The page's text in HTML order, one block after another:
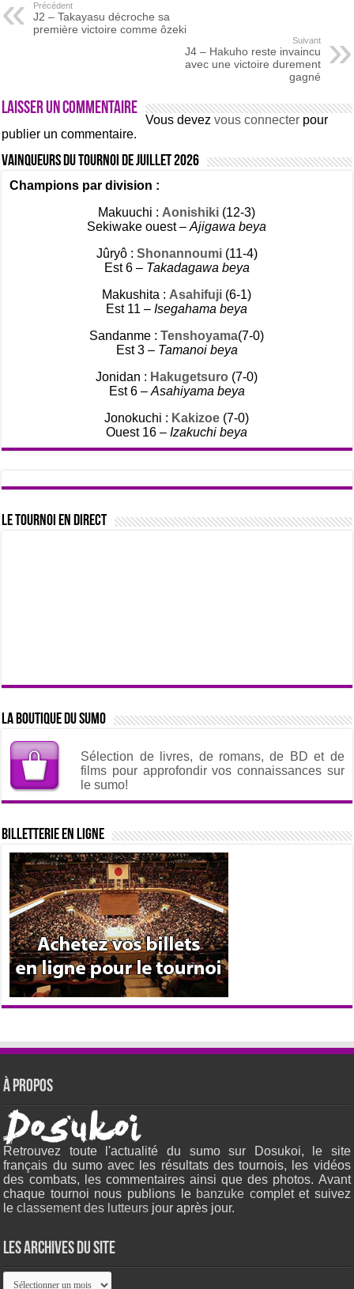
Précédent
J2 – Takayasu décroche sa
première victoire comme ôzeki
Suivant
J4 – Hakuho reste invaincu
avec une victoire durement
gagné
Laisser un commentaire
Vous devezvous connecter pour
publier un commentaire.
Vainqueurs du tournoi de Juillet 2026
Champions par division :
Makuuchi : Aonishiki (12-3)
Sekiwake ouest –Ajigawa beya
Jûryô : Shonannoumi (11-4)
Est 6 – Takadagawa beya
Makushita : Asahifuji (6-1)
Est 11 –Isegahama beya
Sandanme :Tenshoyama(7-0)
Est 3 – Tamanoi beya
Jonidan : Hakugetsuro (7-0)
Est 6 – Asahiyama beya
Jonokuchi : Kakizoe (7-0)
Ouest 16 –Izakuchi beya
Le tournoi en direct
La boutique du sumo
Sélection de livres, de romans, de BD et de
films pour approfondir vos connaissances sur
le sumo!
Billetterie en ligne
À propos
Retrouvez toute l'actualité du sumo sur Dosukoi, le site
français du sumo avec les résultats des tournois, les vidéos
des combats, les commentaires ainsi que des photos. Avant
chaque tournoi nous publions le banzuke complet et suivez
leclassement des lutteurs jour après jour.
Les archives du site
Les